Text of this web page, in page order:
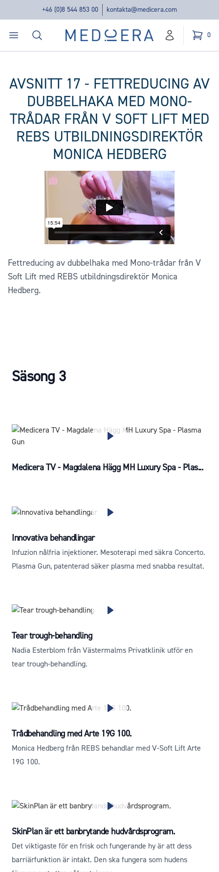
+46 (0)8 544 853 00 kontakta@medicera.com
Öppna menyn
Sök Medicera | New Medic Era AB konto Kundvagn
0
varor i
AVSNITT 17 - FETTREDUCING AV
DUBBELHAKA MED MONO-
TRÅDAR FRÅN V SOFT LIFT MED
REBS UTBILDNINGSDIREKTÖR
MONICA HEDBERG
Fettreducing av dubbelhaka med Mono-trådar från V
Soft Lift med REBS utbildningsdirektör Monica
Hedberg.
Säsong 3
Medicera TV - Magdalena Hägg MH Luxury Spa - Plas...
Innovativa behandlingar
Infuzion nålfria injektioner. Mesoterapi med säkra Concerto.
Plasma Gun, patenterad säker plasma med snabba resultat.
Tear trough-behandling
Nadia Esterblom från Västermalms Privatklinik utför en
tear trough-behandling.
Trådbehandling med Arte 19G 100.
Monica Hedberg från REBS behandlar med V-Soft Lift Arte
19G 100.
SkinPlan är ett banbrytande hudvårdsprogram.
Det viktigaste för en frisk och fungerande hy är att dess
barriärfunktion är intakt. Den ska fungera som hudens